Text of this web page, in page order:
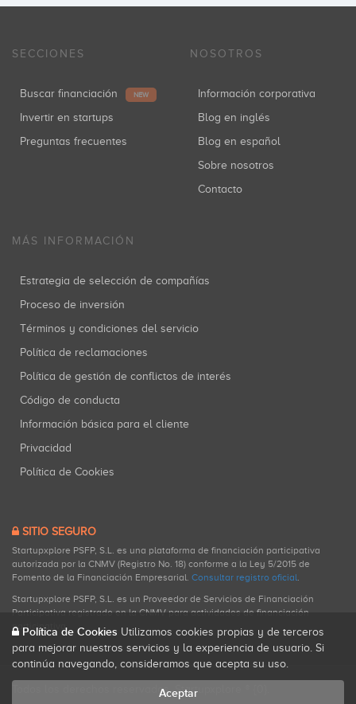
SECCIONES
Buscar financiación NEW
Invertir en startups
Preguntas frecuentes
NOSOTROS
Información corporativa
Blog en inglés
Blog en español
Sobre nosotros
Contacto
MÁS INFORMACIÓN
Estrategia de selección de compañías
Proceso de inversión
Términos y condiciones del servicio
Política de reclamaciones
Política de gestión de conflictos de interés
Código de conducta
Información básica para el cliente
Privacidad
Política de Cookies
SITIO SEGURO
Startupxplore PSFP, S.L. es una plataforma de financiación participativa
autorizada por la CNMV (Registro No. 18) conforme a la Ley 5/2015 de
Fomento de la Financiación Empresarial. Consultar registro oficial.
Startupxplore PSFP, S.L. es un Proveedor de Servicios de Financiación
Participativa registrado en la CNMV para actividades de financiación
participativa.
Todos los derechos reservados. Startupxplore ® {0}.
Política de Cookies Utilizamos cookies propias y de terceros
para mejorar nuestros servicios y la experiencia de usuario. Si
continúa navegando, consideramos que acepta su uso.
Aceptar